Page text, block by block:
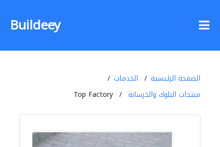
Buildeey
الصفحة الرئيسية
الخدمات
منتجات البلوك والخرسانة
Top Factory